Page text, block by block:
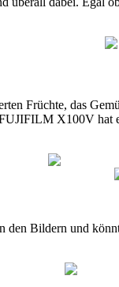
Früchte, das
X100V hat
den Bildern und